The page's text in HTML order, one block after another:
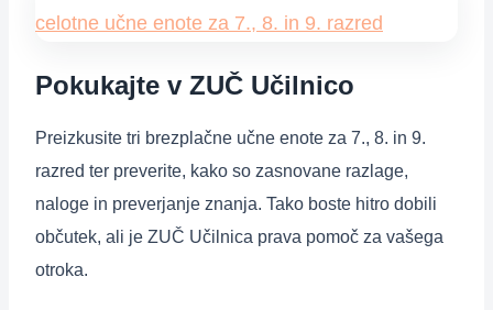
Pokukajte v ZUČ Učilnico
Preizkusite tri brezplačne učne enote za 7., 8. in 9.
razred ter preverite, kako so zasnovane razlage,
naloge in preverjanje znanja. Tako boste hitro dobili
občutek, ali je ZUČ Učilnica prava pomoč za vašega
otroka.